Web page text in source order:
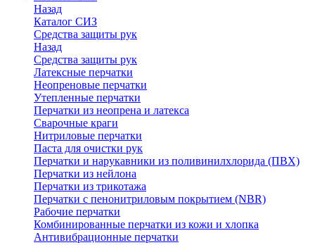
Назад
Каталог СИЗ
Средства защиты рук
Назад
Средства защиты рук
Латексные перчатки
Неопреновые перчатки
Утепленные перчатки
Перчатки из неопрена и латекса
Сварочные краги
Нитриловые перчатки
Паста для очистки рук
Перчатки и нарукавники из поливинилхлорида (ПВХ)
Перчатки из нейлона
Перчатки из трикотажа
Перчатки с пенонитриловым покрытием (NBR)
Рабочие перчатки
Комбинированные перчатки из кожи и хлопка
Антивибрационные перчатки